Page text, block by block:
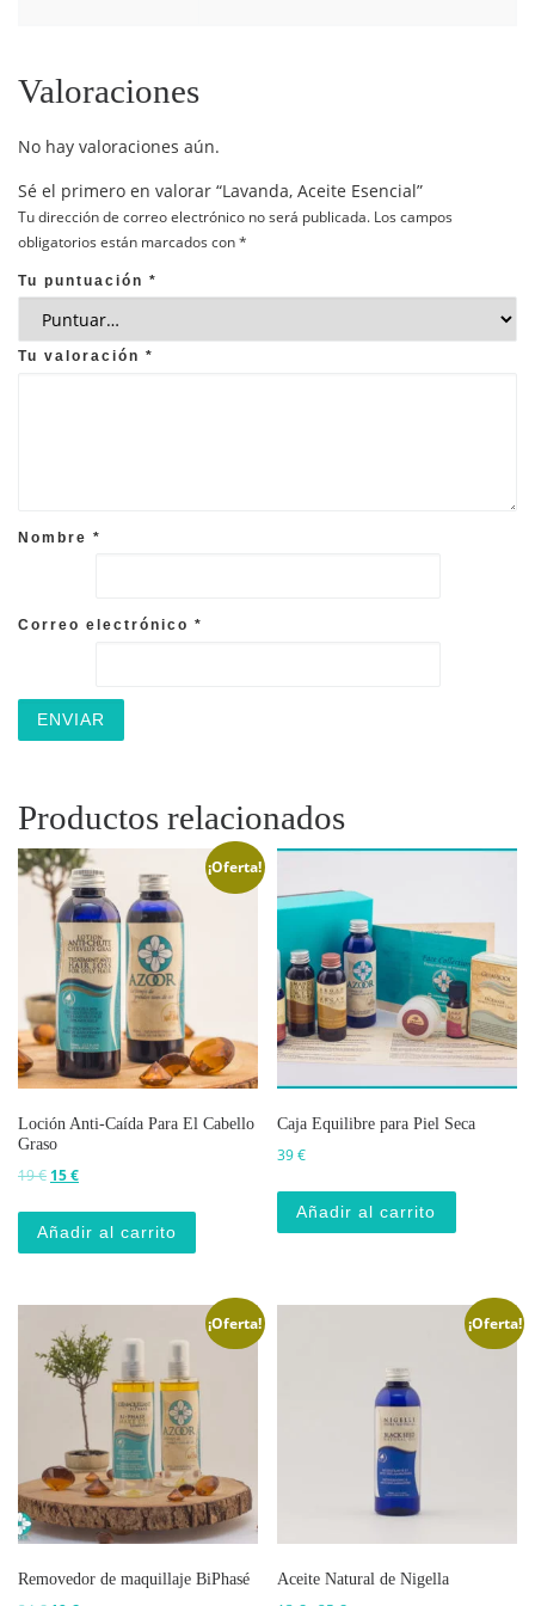
Valoraciones
No hay valoraciones aún.
Sé el primero en valorar “Lavanda, Aceite Esencial”
Tu dirección de correo electrónico no será publicada. Los campos
obligatorios están marcados con*
Tu puntuación *
Tu valoración *
Nombre *
Correo electrónico *
Productos relacionados
¡Oferta!
Loción Anti-Caída Para El Cabello
Graso
19€ El precio original era: 19 €.
15€El precio actual es: 15 €.
Añadir al carrito
Caja Equilibre para Piel Seca
39€
Añadir al carrito
¡Oferta!
Removedor de maquillaje BiPhasé
¡Oferta!
Aceite Natural de Nigella